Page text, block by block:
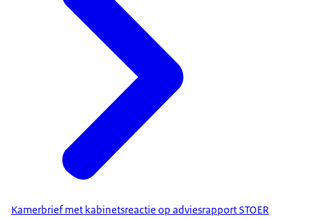
Kamerbrief met kabinetsreactie op adviesrapport STOER